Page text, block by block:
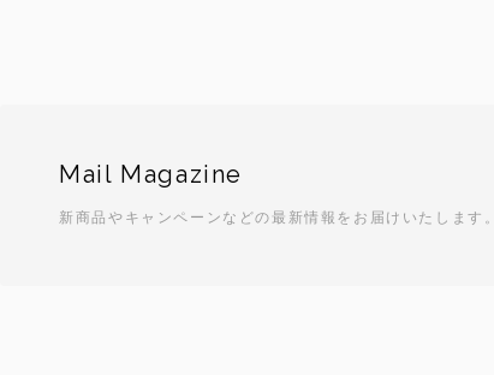
Mail Magazine
新商品やキャンペーンなどの最新情報をお届けいたします。